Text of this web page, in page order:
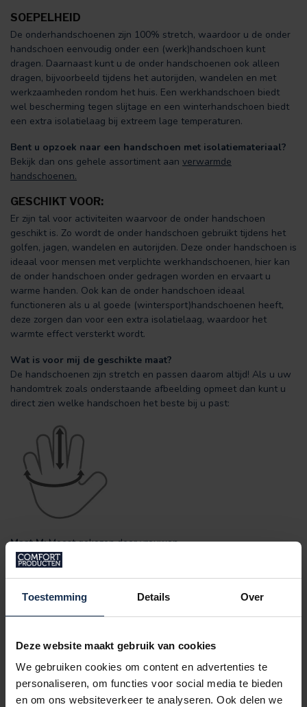
Toestemming Details Over
Deze website maakt gebruik van cookies
We gebruiken cookies om content en advertenties te
personaliseren, om functies voor social media te bieden
en om ons websiteverkeer te analyseren. Ook delen we
SOEPELHEID
De onderhandschoenen zijn 100% stretch, waardoor u de onder
handschoen eenvoudig onder een (werk)handschoen kunt
dragen. Daarnaast kunt u de onder handschoenen ook alleen
dragen, bijvoorbeeld tijdens het autorijden, wandelen en met
werkzaamheden rondom het huis. Een werkhandschoen biedt
wel bescherming tegen slijtage en een winterhandschoen biedt
een extra isolatielaag bij extreem lage temperaturen.
Bent u opzoek naar een handschoen met isolatiemateriaal?
Bekijk dan ons gehele assortiment aan verwarmde
handschoenen.
GESCHIKT VOOR:
Er zijn tal voor activiteiten waarvoor de onder handschoen
geschikt is. Zo wordt de onder handschoen gebruikt tijdens het
golfen, jagen, wandelen en autorijden. Deze onder handschoen is
ideaal voor mensen met verplichte werkhandschoenen, hier kan
de onder handschoen onder gedragen worden en ervaart u
warme handen. Ook kan de onder handschoen ideaal
functioneren als u al goede (wintersport)handschoenen heeft,
deze zorgen dan voor een extra isolatielaag, waardoor het
warmte effect versterkt wordt.
Wat is voor mij de geschikte maat?
De handschoenen zijn stretch en passen daarom altijd! Als u uw
handomtrek zoals onderstaande afbeelding opmeet dan kunt u
direct zien welke handschoen het beste bij u past:
Maat M:Meest gekozen door vrouwen
Maat L: Meest gekozen door mannen
Middelvingerlengte
XS
7.5
14 - 16
S
8
16 - 18
M
8.5
18 - 20
L
9 20 - 22